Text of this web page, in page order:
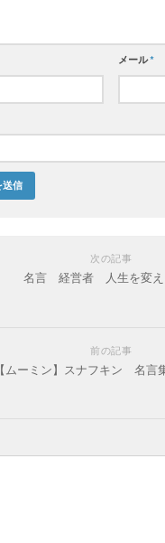
メール*
次の記事
名言 経営者 人生を変え
前の記事
【ムーミン】スナフキン 名言